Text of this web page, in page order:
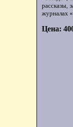
рассказы,
журналах
Цена: